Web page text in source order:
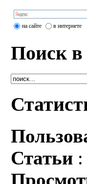
на сайте в интернете
Поиск в
Статьи